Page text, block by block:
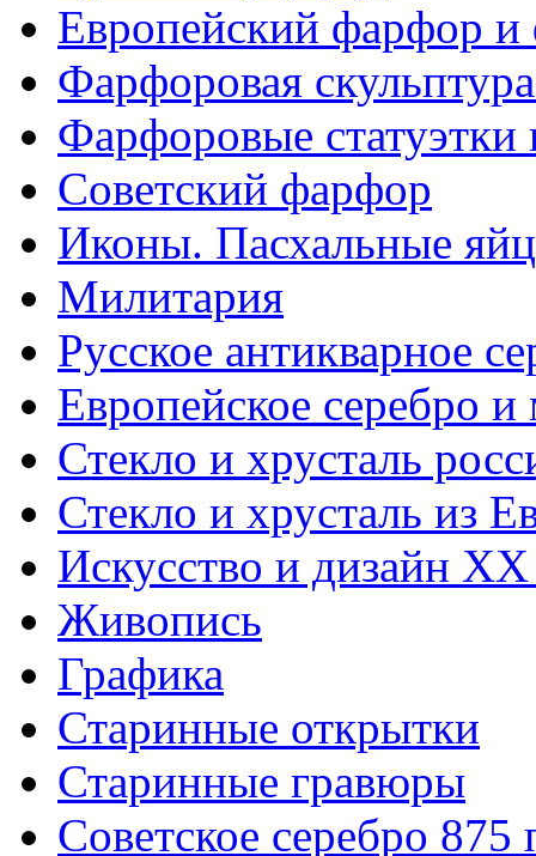
Европейский фарфор и
Фарфоровая
Фарфоровые
Советский фарфор
Иконы. Пасхальные
Милитария
Русское антикварное
Европейское серебро
Стекло и хрусталь
Стекло и хрусталь из
Искусство и дизайн XX
Живопись
Графика
Старинные открытки
Старинные гравюры
Советское серебро